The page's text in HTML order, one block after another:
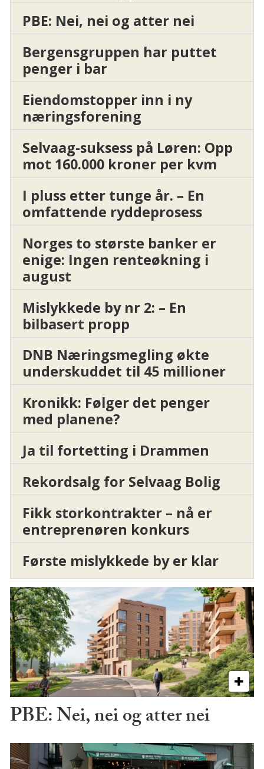
PBE: Nei, nei og atter nei
Bergensgruppen har puttet
penger i bar
Eiendomstopper inn i ny
næringsforening
Selvaag-suksess på Løren: Opp
mot 160.000 kroner per kvm
I pluss etter tunge år. – En
omfattende ryddeprosess
Norges to største banker er
enige: Ingen renteøkning i
august
Mislykkede by nr 2: – En
bilbasert propp
DNB Næringsmegling økte
underskuddet til 45 millioner
Kronikk: Følger det penger
med planene?
Ja til fortetting i Drammen
Rekordsalg for Selvaag Bolig
Fikk storkontrakter – nå er
entreprenøren konkurs
Første mislykkede by er klar
PBE: Nei, nei og atter nei